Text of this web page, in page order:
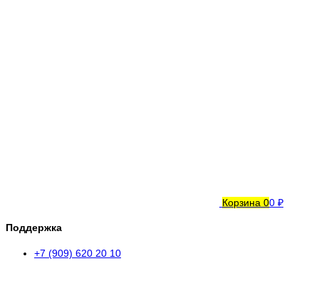
Корзина 00 ₽
Поддержка
+7 (909) 620 20 10